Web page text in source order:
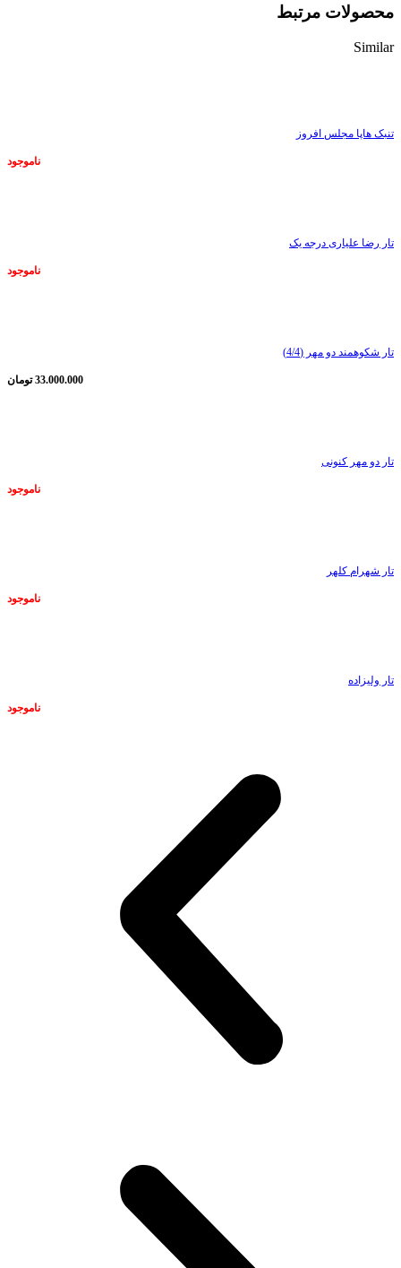
محصولات مرتبط
Similar
تنبک هاپا مجلس افروز
ناموجود
تار رضا علیاری درجه یک
ناموجود
تار شکوهمند دو مهر (4/4)
33.000.000 تومان
تار دو مهر کنونی
ناموجود
تار شهرام کلهر
ناموجود
تار ولیزاده
ناموجود